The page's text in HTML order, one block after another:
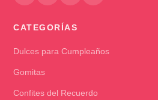
CATEGORÍAS
Dulces para Cumpleaños
Gomitas
Confites del Recuerdo